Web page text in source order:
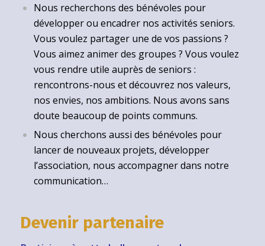
Nous recherchons des bénévoles pour
développer ou encadrer nos activités seniors.
Vous voulez partager une de vos passions ?
Vous aimez animer des groupes ? Vous voulez
vous rendre utile auprès de seniors :
rencontrons-nous et découvrez nos valeurs,
nos envies, nos ambitions. Nous avons sans
doute beaucoup de points communs.
Nous cherchons aussi des bénévoles pour
lancer de nouveaux projets, développer
l’association, nous accompagner dans notre
communication…
Devenir partenaire